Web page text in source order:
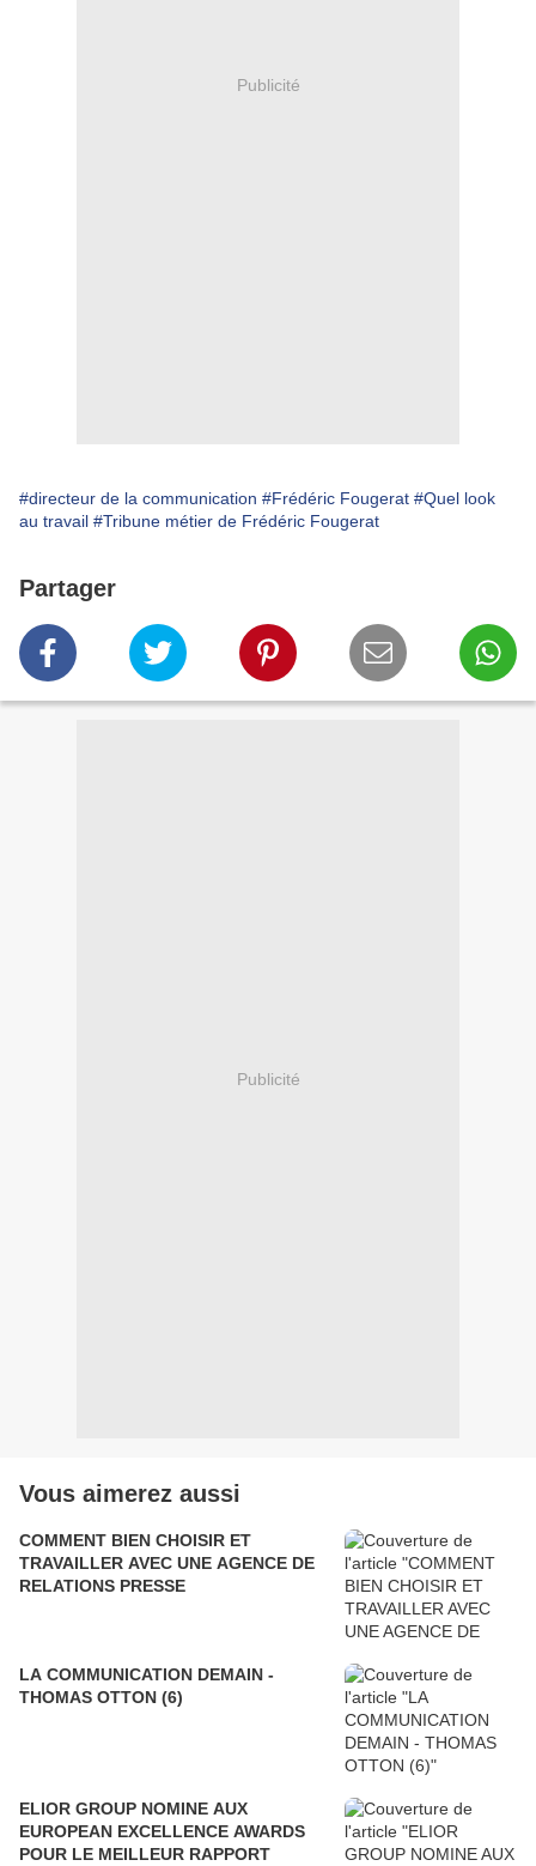
Publicité
#directeur de la communication #Frédéric Fougerat #Quel look
au travail #Tribune métier de Frédéric Fougerat
Partager
Publicité
Vous aimerez aussi
COMMENT BIEN CHOISIR ET
TRAVAILLER AVEC UNE AGENCE DE
RELATIONS PRESSE
LA COMMUNICATION DEMAIN -
THOMAS OTTON (6)
ELIOR GROUP NOMINE AUX
EUROPEAN EXCELLENCE AWARDS
POUR LE MEILLEUR RAPPORT